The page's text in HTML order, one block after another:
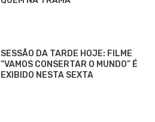
SESSÃO DA TARDE HOJE: FILME
“VAMOS CONSERTAR O MUNDO” É
EXIBIDO NESTA SEXTA